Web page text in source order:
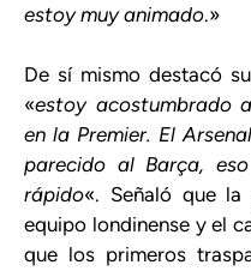
estoy muy animado.»
De sí mismo destacó
«estoy acostumbrado
en la Premier. El
parecido al Barça,
rápido«. Señaló que
equipo londinense y el
que los primeros